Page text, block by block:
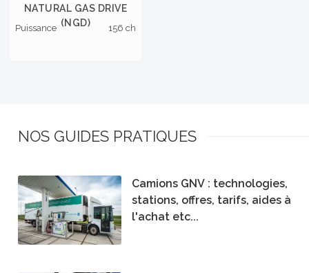
NATURAL GAS DRIVE
(NGD)
Puissance 156 ch
NOS GUIDES PRATIQUES
Camions GNV : technologies,
stations, offres, tarifs, aides à
l'achat etc...